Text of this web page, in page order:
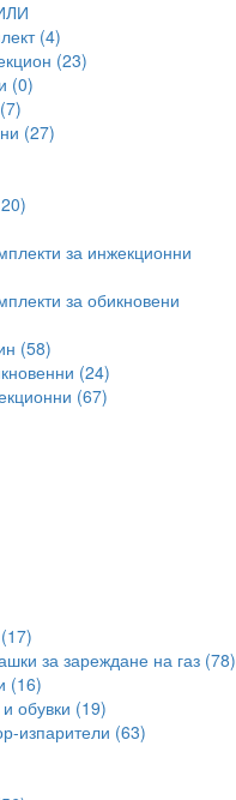
(4)
(23)
(0)
(27)
за инжекционни
за обикновени
(58)
(24)
(67)
за зареждане на газ (78)
(16)
обувки (19)
изпарители (63)